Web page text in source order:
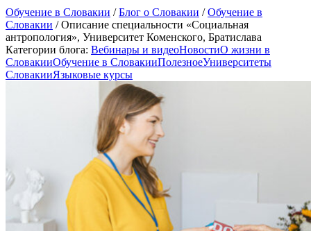
Обучение в Словакии /Блог о Словакии /Обучение в
Словакии /Описание специальности «Социальная
антропология», Университет Коменского, Братислава
Категории блога: Вебинары и видеоНовостиО жизни в
СловакииОбучение в СловакииПолезноеУниверситеты
СловакииЯзыковые курсы